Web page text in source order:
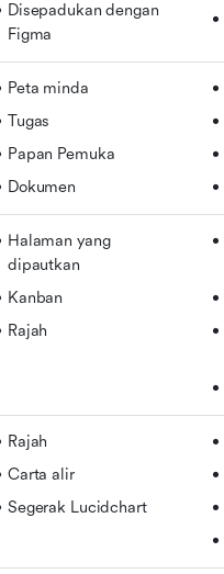
Disepadukan dengan
Figma
Peta minda
Tugas
Papan Pemuka
Dokumen
Halaman yang
dipautkan
Kanban
Rajah
Rajah
Carta alir
Segerak Lucidchart